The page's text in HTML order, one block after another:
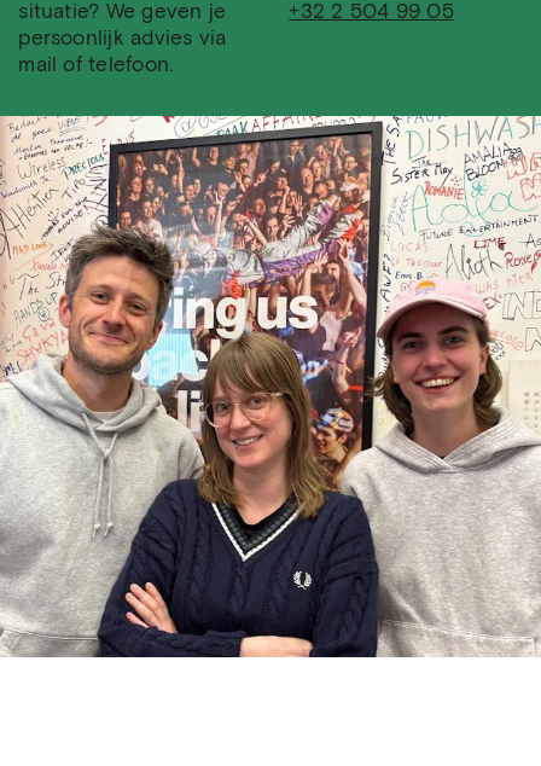
situatie? We geven je
persoonlijk advies via
mail of telefoon.
+32 2 504 99 05